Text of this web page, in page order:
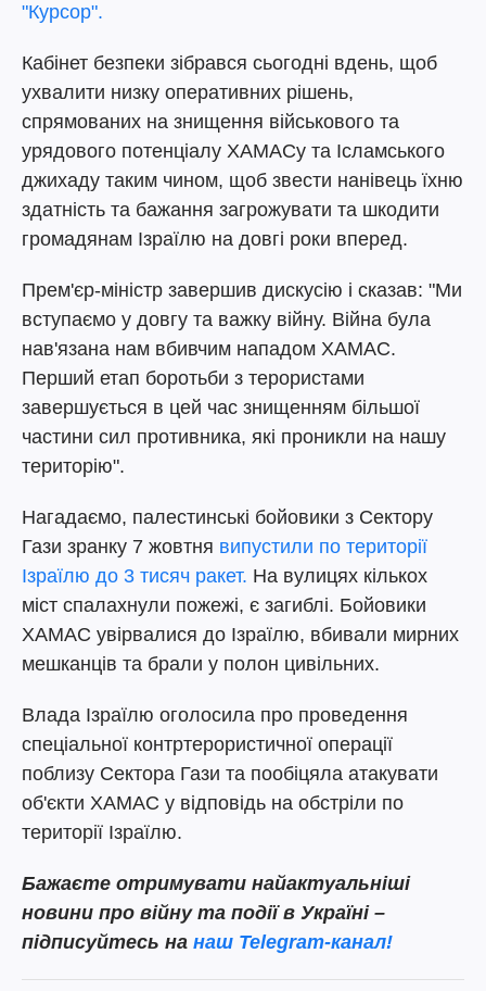
"Курсор".
Кабінет безпеки зібрався сьогодні вдень, щоб
ухвалити низку оперативних рішень,
спрямованих на знищення військового та
урядового потенціалу ХАМАСу та Ісламського
джихаду таким чином, щоб звести нанівець їхню
здатність та бажання загрожувати та шкодити
громадянам Ізраїлю на довгі роки вперед.
Прем'єр-міністр завершив дискусію і сказав: "Ми
вступаємо у довгу та важку війну. Війна була
нав'язана нам вбивчим нападом ХАМАС.
Перший етап боротьби з терористами
завершується в цей час знищенням більшої
частини сил противника, які проникли на нашу
територію".
Нагадаємо, палестинські бойовики з Сектору
Гази зранку 7 жовтня випустили по території
Ізраїлю до 3 тисяч ракет. На вулицях кількох
міст спалахнули пожежі, є загиблі. Бойовики
ХАМАС увірвалися до Ізраїлю, вбивали мирних
мешканців та брали у полон цивільних.
Влада Ізраїлю оголосила про проведення
спеціальної контртерористичної операції
поблизу Сектора Гази та пообіцяла атакувати
об'єкти ХАМАС у відповідь на обстріли по
території Ізраїлю.
Бажаєте отримувати найактуальніші
новини про війну та події в Україні –
підписуйтесь на наш Telegram-канал!